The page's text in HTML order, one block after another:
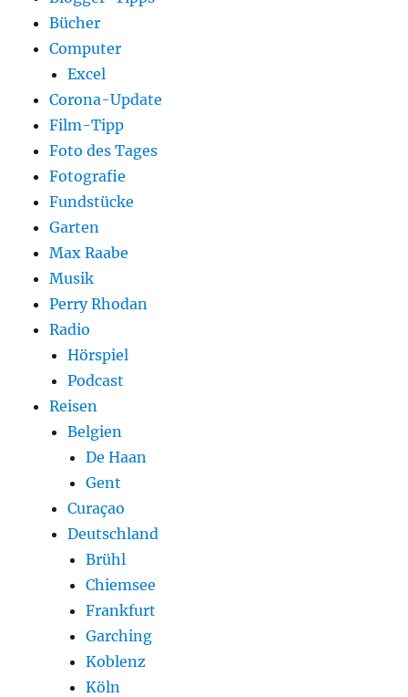
Bücher
Computer
Excel
Corona-Update
Film-Tipp
Foto des Tages
Fotografie
Fundstücke
Garten
Max Raabe
Musik
Perry Rhodan
Radio
Hörspiel
Podcast
Reisen
Belgien
De Haan
Gent
Curaçao
Deutschland
Brühl
Chiemsee
Frankfurt
Garching
Koblenz
Köln